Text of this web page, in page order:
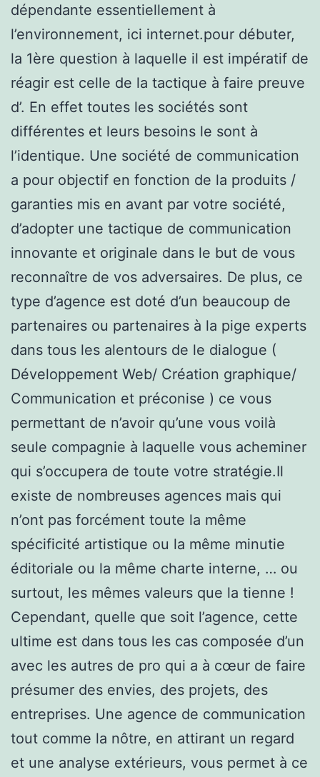
dépendante essentiellement à
l’environnement, ici internet.pour débuter,
la 1ère question à laquelle il est impératif de
réagir est celle de la tactique à faire preuve
d’. En effet toutes les sociétés sont
différentes et leurs besoins le sont à
l’identique. Une société de communication
a pour objectif en fonction de la produits /
garanties mis en avant par votre société,
d’adopter une tactique de communication
innovante et originale dans le but de vous
reconnaître de vos adversaires. De plus, ce
type d’agence est doté d’un beaucoup de
partenaires ou partenaires à la pige experts
dans tous les alentours de le dialogue (
Développement Web/ Création graphique/
Communication et préconise ) ce vous
permettant de n’avoir qu’une vous voilà
seule compagnie à laquelle vous acheminer
qui s’occupera de toute votre stratégie.Il
existe de nombreuses agences mais qui
n’ont pas forcément toute la même
spécificité artistique ou la même minutie
éditoriale ou la même charte interne, … ou
surtout, les mêmes valeurs que la tienne !
Cependant, quelle que soit l’agence, cette
ultime est dans tous les cas composée d’un
avec les autres de pro qui a à cœur de faire
présumer des envies, des projets, des
entreprises. Une agence de communication
tout comme la nôtre, en attirant un regard
et une analyse extérieurs, vous permet à ce